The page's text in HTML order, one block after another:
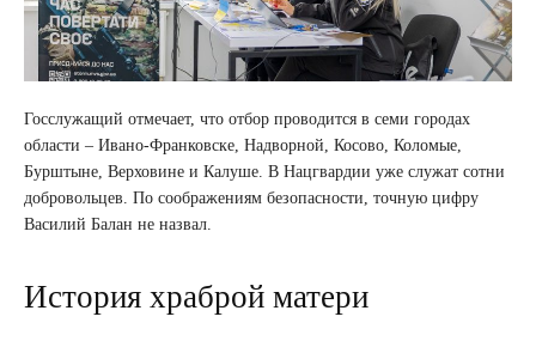
Госслужащий отмечает, что отбор проводится в семи городах
области – Ивано-Франковске, Надворной, Косово, Коломые,
Бурштыне, Верховине и Калуше. В Нацгвардии уже служат сотни
добровольцев. По соображениям безопасности, точную цифру
Василий Балан не назвал.
История храброй матери